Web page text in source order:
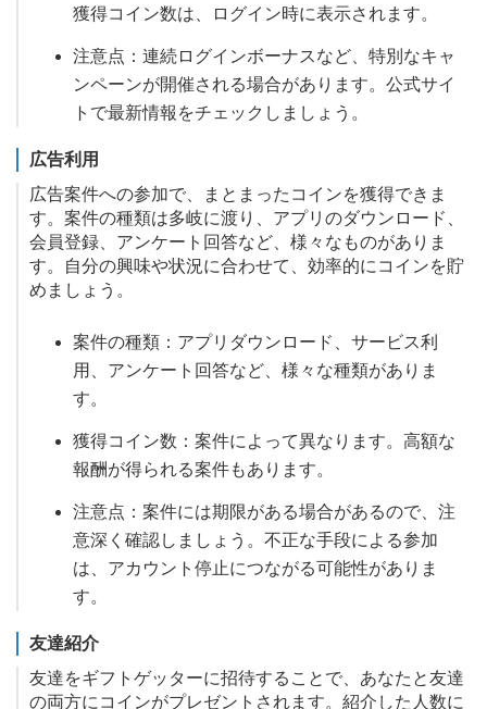
獲得コイン数は、ログイン時に表示されます。
注意点：連続ログインボーナスなど、特別なキャ
ンペーンが開催される場合があります。公式サイ
トで最新情報をチェックしましょう。
広告利用
広告案件への参加で、まとまったコインを獲得できま
す。案件の種類は多岐に渡り、アプリのダウンロード、
会員登録、アンケート回答など、様々なものがありま
す。自分の興味や状況に合わせて、効率的にコインを貯
めましょう。
案件の種類：アプリダウンロード、サービス利
用、アンケート回答など、様々な種類がありま
す。
獲得コイン数：案件によって異なります。高額な
報酬が得られる案件もあります。
注意点：案件には期限がある場合があるので、注
意深く確認しましょう。不正な手段による参加
は、アカウント停止につながる可能性がありま
す。
友達紹介
友達をギフトゲッターに招待することで、あなたと友達
の両方にコインがプレゼントされます。紹介した人数に